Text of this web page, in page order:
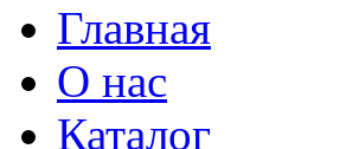
Главная
О нас
Каталог